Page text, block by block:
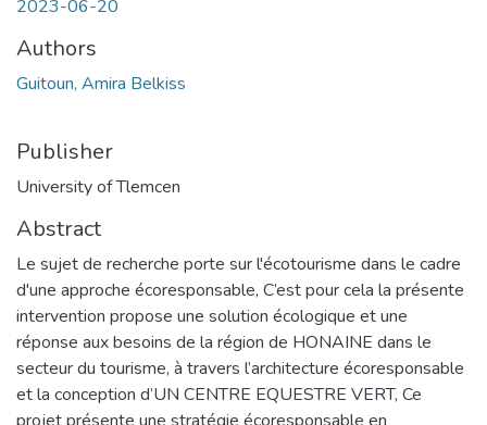
2023-06-20
Authors
Guitoun, Amira Belkiss
Publisher
University of Tlemcen
Abstract
Le sujet de recherche porte sur l'écotourisme dans le cadre
d'une approche écoresponsable, C’est pour cela la présente
intervention propose une solution écologique et une
réponse aux besoins de la région de HONAINE dans le
secteur du tourisme, à travers l’architecture écoresponsable
et la conception d’UN CENTRE EQUESTRE VERT, Ce